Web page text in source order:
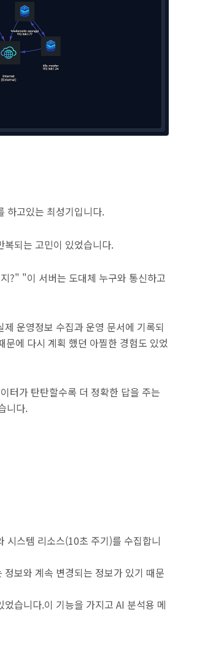
하고있는 최성기입니다.
복되는 고민이 있었습니다.
?" "이 서버는 도대체 누구와 통신하고
운영정보 수집과 운영 문서에 기록되
에 다시 계획 했던 아찔한 경험도 있었
터가 탄탄할수록 더 정확한 답을 주는
니다.
시스템 리소스(10초 주기)를 수집합니
보와 계속 변경되는 정보가 있기 때문
습니다.이 기능을 가지고 AI 분석용 메